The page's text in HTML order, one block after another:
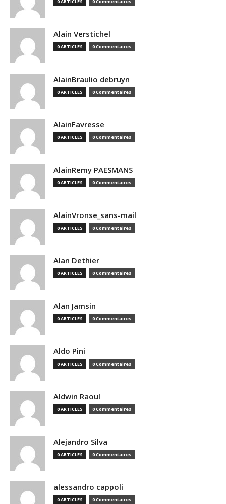
0 ARTICLES 0 Commentaires
Alain Verstichel
0 ARTICLES 0 Commentaires
AlainBraulio debruyn
0 ARTICLES 0 Commentaires
AlainFavresse
0 ARTICLES 0 Commentaires
AlainRemy PAESMANS
0 ARTICLES 0 Commentaires
AlainVronse_sans-mail
0 ARTICLES 0 Commentaires
Alan Dethier
0 ARTICLES 0 Commentaires
Alan Jamsin
0 ARTICLES 0 Commentaires
Aldo Pini
0 ARTICLES 0 Commentaires
Aldwin Raoul
0 ARTICLES 0 Commentaires
Alejandro Silva
0 ARTICLES 0 Commentaires
alessandro cappoli
0 ARTICLES 0 Commentaires